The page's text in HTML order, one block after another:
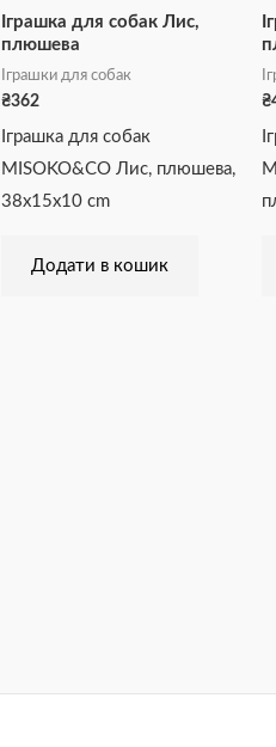
Іграшка для собак Лис,
плюшева
Іграшки для собак
₴362
Іграшка для собак
MISOKO&CO Лис, плюшева,
38х15х10 cm
Додати в кошик
₴